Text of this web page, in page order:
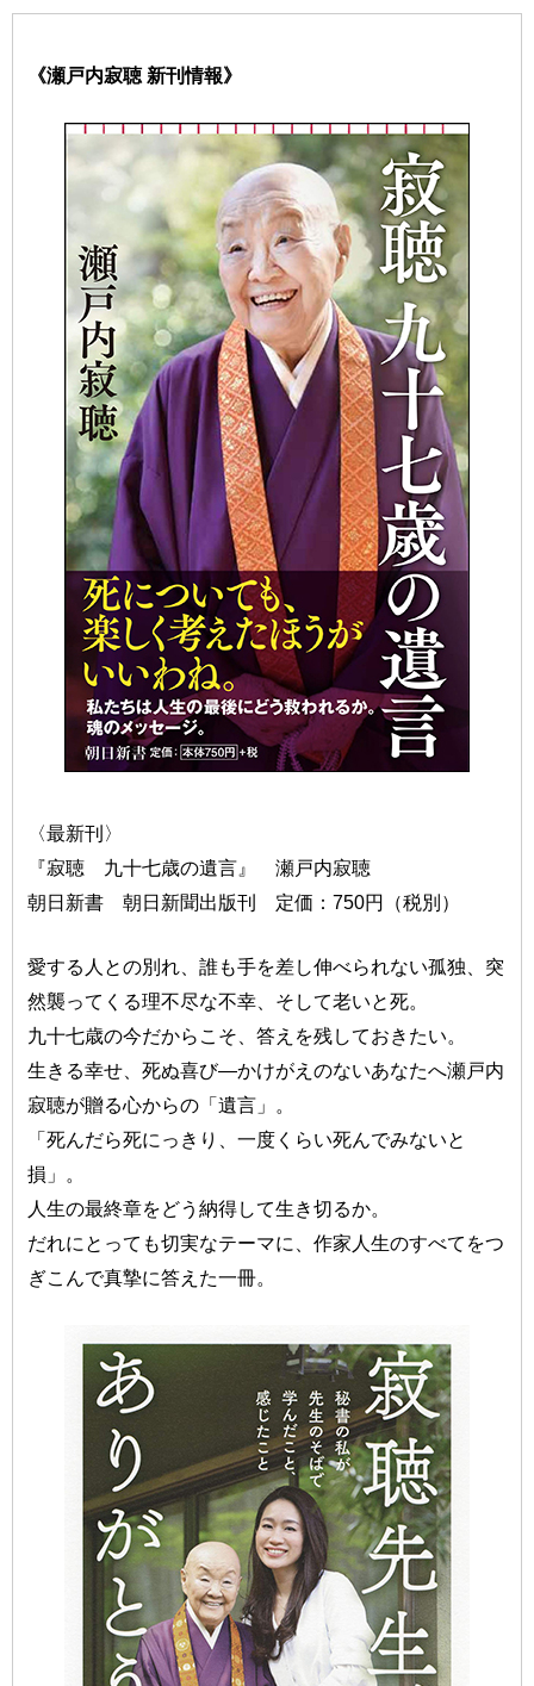
《瀬戸内寂聴 新刊情報》
〈最新刊〉
『寂聴 九十七歳の遺言』 瀬戸内寂聴
朝日新書 朝日新聞出版刊 定価：750円（税別）
愛する人との別れ、誰も手を差し伸べられない孤独、突
然襲ってくる理不尽な不幸、そして老いと死。
九十七歳の今だからこそ、答えを残しておきたい。
生きる幸せ、死ぬ喜び—かけがえのないあなたへ瀬戸内
寂聴が贈る心からの「遺言」。
「死んだら死にっきり、一度くらい死んでみないと
損」。
人生の最終章をどう納得して生き切るか。
だれにとっても切実なテーマに、作家人生のすべてをつ
ぎこんで真摯に答えた一冊。